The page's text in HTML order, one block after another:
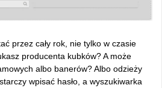
przez cały rok, nie tylko w czasie
producenta kubków? A może
albo banerów? Albo odzieży
wpisać hasło, a wyszukiwarka